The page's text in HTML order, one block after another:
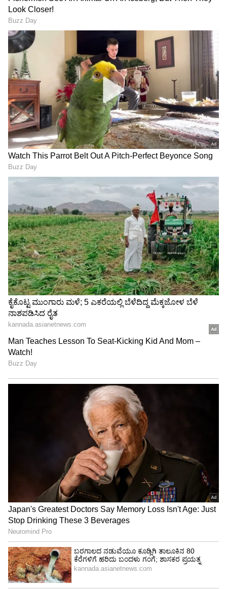
RECOMMENDED STORIES
ಇ20 ಇಂಧನ ರಹಸ್ಯ: ನಿಮ್ಮ
ವಾಹನಕ್ಕೆ ಕಾದಿದೆಯೇ ಅಪಾಯ?
ರಾಹುಲ್ ಗಾಂಧಿ ಹೇಳಿದ್ದೇನು?
ಅಂದು ಗಟಾರ್-ಕೊಳಕು; ಇಂದು
ದೇಶದ ಸಾಂಸ್ಕೃತಿಕ ರಾಯಭಾರಿ;
ಉಲ್ಟಾ ಹೊಡೆದ ಕಂಗನಾ
Expressway Repair: ₹4,200
ಕೋಟಿ ವೆಚ್ಚದ ರಸ್ತೆ 2 ವಾರಕ್ಕೇ
ಕಿತ್ತು ಬಂತು! ಟಾರ್ ಒಣಗಿಸಲು
ಫ್ಯಾನ್ ಇಟ್ಟ ಭೂಪರು!
Centre Warns Meta:
ಡೀಪ್‌ಫೇಕ್‌, ಅಪಪ್ರಚಾರ ತಡೆಗೆ
ಅಲ್ಗಾರಿದಂ ಸೆಟ್‌ ಮಾಡಿ; 'ಮೆಟಾ'ಗೆ
ಕೇಂದ್ರ ಖಡಕ್ ಎಚ್ಚರಿಕೆ!
LATEST VIDEOS
"ರಾಜಕೀಯ ಬೇಡ, ಸಿನಿಮಾನೇ ಪ್ರಾಣ":
ಕನಕೋತ್ಸವದಲ್ಲಿ ರಿಷಬ್ ಶೆಟ್ಟಿ | Rishab
Shetty speech | Suvarna News
ಶೇ.50 ರಿಂದ ಶೇ.18 ಕ್ಕೆ TAX ಇಳಿಕೆ: ಮೋದಿ-
ಟ್ರಂಪ್ ಐತಿಹಾಸಿಕ ಒಪ್ಪಂದ | India US
Trade Deal | Party Rounds